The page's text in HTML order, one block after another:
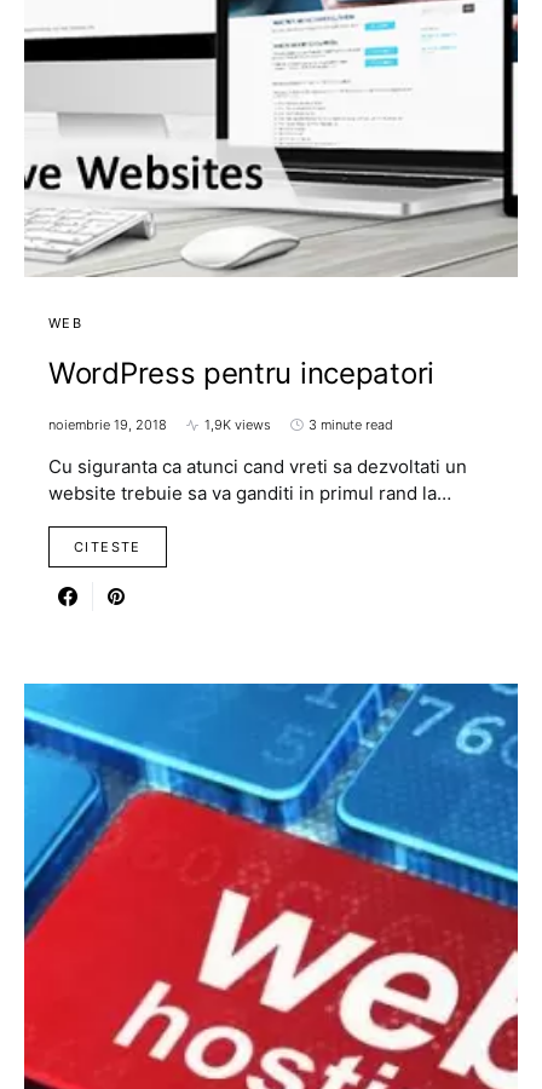
WEB
WordPress pentru incepatori
noiembrie 19, 2018 1,9K views 3 minute read
Cu siguranta ca atunci cand vreti sa dezvoltati un
website trebuie sa va ganditi in primul rand la…
CITESTE